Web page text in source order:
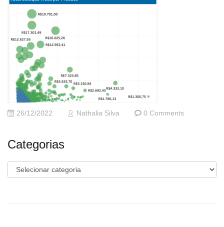
26/12/2022 Nathalia Silva 0 Comments
Categorias
Categorias